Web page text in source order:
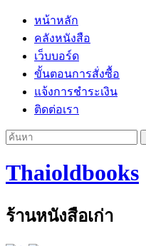
หน้าหลัก
คลังหนังสือ
เว็บบอร์ด
ขั้นตอนการสั่งซื้อ
แจ้งการชำระเงิน
ติดต่อเรา
Thaioldbooks
ร้านหนังสือเก่า